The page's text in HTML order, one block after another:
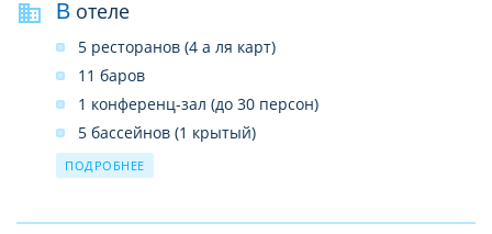
детское меню
в ресторане – детское кресло
детская площадка
развлекательные программы
В отеле
5 ресторанов (4 а ля карт)
11 баров
1 конференц-зал (до 30 персон)
5 бассейнов (1 крытый)
16 водных горок (8 для взрослых 8 для детей)
SPA-центр
ПОДРОБНЕЕ